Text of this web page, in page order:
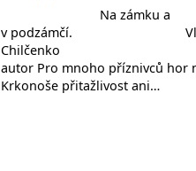
Na zámku a
v podzámčí.
Chilčenko
autor Pro mnoho příznivců hor
Krkonoše přitažlivost ani…